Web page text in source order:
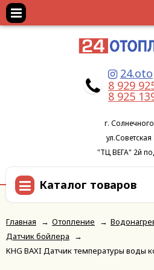
8 929
8 925
г.
ул.Советская
"ТЦ ВЕГА" 2й
Каталог товаров
Главная → Отопление →
Датчик бойлера
→
KHG BAXI Датчик температуры воды